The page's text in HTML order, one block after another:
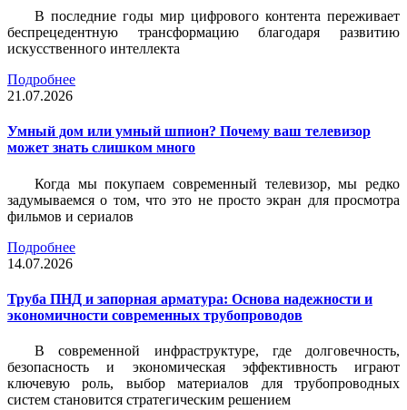
В последние годы мир цифрового контента переживает
беспрецедентную трансформацию благодаря развитию
искусственного интеллекта
Подробнее
21.07.2026
Умный дом или умный шпион? Почему ваш телевизор
может знать слишком много
Когда мы покупаем современный телевизор, мы редко
задумываемся о том, что это не просто экран для просмотра
фильмов и сериалов
Подробнее
14.07.2026
Труба ПНД и запорная арматура: Основа надежности и
экономичности современных трубопроводов
В современной инфраструктуре, где долговечность,
безопасность и экономическая эффективность играют
ключевую роль, выбор материалов для трубопроводных
систем становится стратегическим решением